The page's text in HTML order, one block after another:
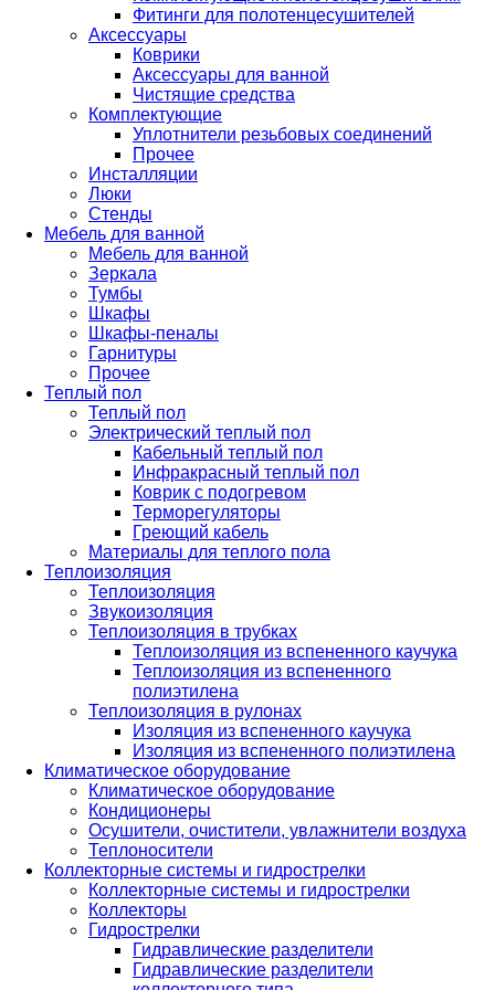
Фитинги для полотенцесушителей
Аксессуары
Коврики
Аксессуары для ванной
Чистящие средства
Комплектующие
Уплотнители резьбовых соединений
Прочее
Инсталляции
Люки
Стенды
Мебель для ванной
Мебель для ванной
Зеркала
Тумбы
Шкафы
Шкафы-пеналы
Гарнитуры
Прочее
Теплый пол
Теплый пол
Электрический теплый пол
Кабельный теплый пол
Инфракрасный теплый пол
Коврик с подогревом
Терморегуляторы
Греющий кабель
Материалы для теплого пола
Теплоизоляция
Теплоизоляция
Звукоизоляция
Теплоизоляция в трубках
Теплоизоляция из вспененного каучука
Теплоизоляция из вспененного
полиэтилена
Теплоизоляция в рулонах
Изоляция из вспененного каучука
Изоляция из вспененного полиэтилена
Климатическое оборудование
Климатическое оборудование
Кондиционеры
Осушители, очистители, увлажнители воздуха
Теплоносители
Коллекторные системы и гидрострелки
Коллекторные системы и гидрострелки
Коллекторы
Гидрострелки
Гидравлические разделители
Гидравлические разделители